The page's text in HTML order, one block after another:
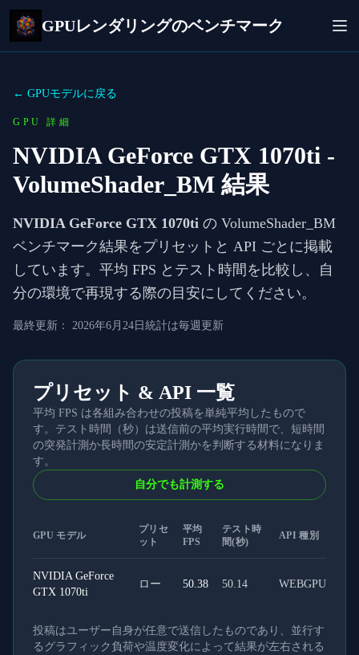
GPUレンダリングのベンチマーク
← GPUモデルに戻る
GPU 詳細
NVIDIA GeForce GTX 1070ti -
VolumeShader_BM 結果
NVIDIA GeForce GTX 1070ti の VolumeShader_BM
ベンチマーク結果をプリセットと API ごとに掲載
しています。平均 FPS とテスト時間を比較し、自
分の環境で再現する際の目安にしてください。
最終更新： 2026年6月24日 統計は毎週更新
プリセット & API 一覧
平均 FPS は各組み合わせの投稿を単純平均したもので
す。テスト時間（秒）は送信前の平均実行時間で、短時間
の突発計測か長時間の安定計測かを判断する材料になりま
す。
自分でも計測する
GPU モデル
プリセ
ット
平均
FPS
テスト時
間(秒)
API 種別
NVIDIA GeForce
GTX 1070ti
ロー 50.38 50.14 WEBGPU
投稿はユーザー自身が任意で送信したものであり、並行す
るグラフィック負荷や温度変化によって結果が左右される